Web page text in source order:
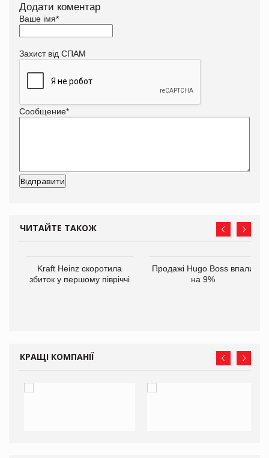
Додати коментар
Ваше імя*
Захист від СПАМ
Сообщение*
ЧИТАЙТЕ ТАКОЖ
Kraft Heinz скоротила
збиток у першому півріччі
Продажі Hugo Boss впали
на 9%
КРАЩІ КОМПАНІЇ